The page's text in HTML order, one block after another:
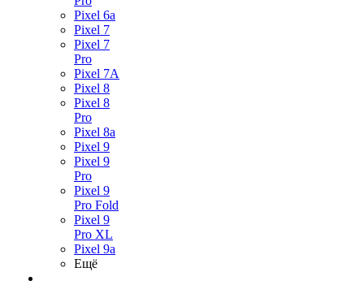
Pixel 6a
Pixel 7
Pixel 7
Pro
Pixel 7A
Pixel 8
Pixel 8
Pro
Pixel 8a
Pixel 9
Pixel 9
Pro
Pixel 9
Pro Fold
Pixel 9
Pro XL
Pixel 9a
Ещё